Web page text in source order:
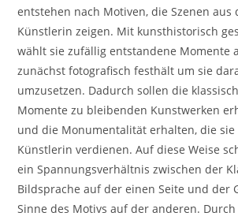
entstehen nach Motiven, die Szenen aus
Künstlerin zeigen. Mit kunsthistorisch
wählt sie zufällig entstandene Momente
zunächst fotografisch festhält um sie
umzusetzen. Dadurch sollen die
Momente zu bleibenden Kunstwerken
und die Monumentalität erhalten, die
Künstlerin verdienen. Auf diese Weise
ein Spannungsverhältnis zwischen der
Bildsprache auf der einen Seite und der
Sinne des Motivs auf der anderen.